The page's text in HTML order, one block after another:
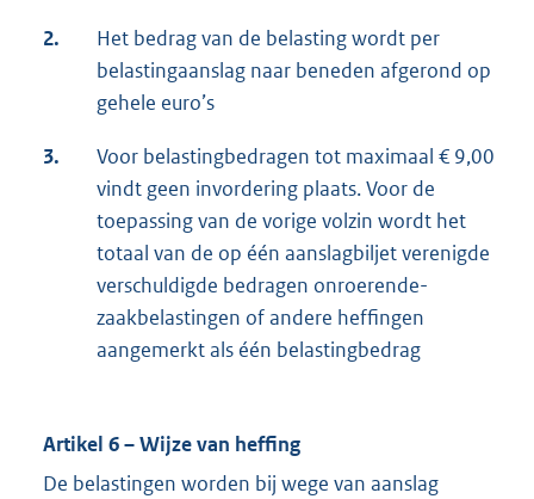
2.
Het bedrag van de belasting wordt per
belastingaanslag naar beneden afgerond op
gehele euro’s
3.
Voor belastingbedragen tot maximaal € 9,00
vindt geen invordering plaats. Voor de
toepassing van de vorige volzin wordt het
totaal van de op één aanslagbiljet verenigde
verschuldigde bedragen onroerende-
zaakbelastingen of andere heffingen
aangemerkt als één belastingbedrag
Artikel 6 – Wijze van heffing
De belastingen worden bij wege van aanslag